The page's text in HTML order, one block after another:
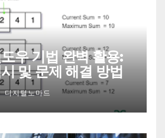
우 기법 완벽 활용:
및 문제 해결 방법
디지털노마드